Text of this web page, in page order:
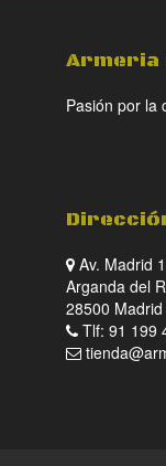
Armeria
Pasión por la
Av. Madrid
Arganda del
28500 Madrid
Tlf: 91 199